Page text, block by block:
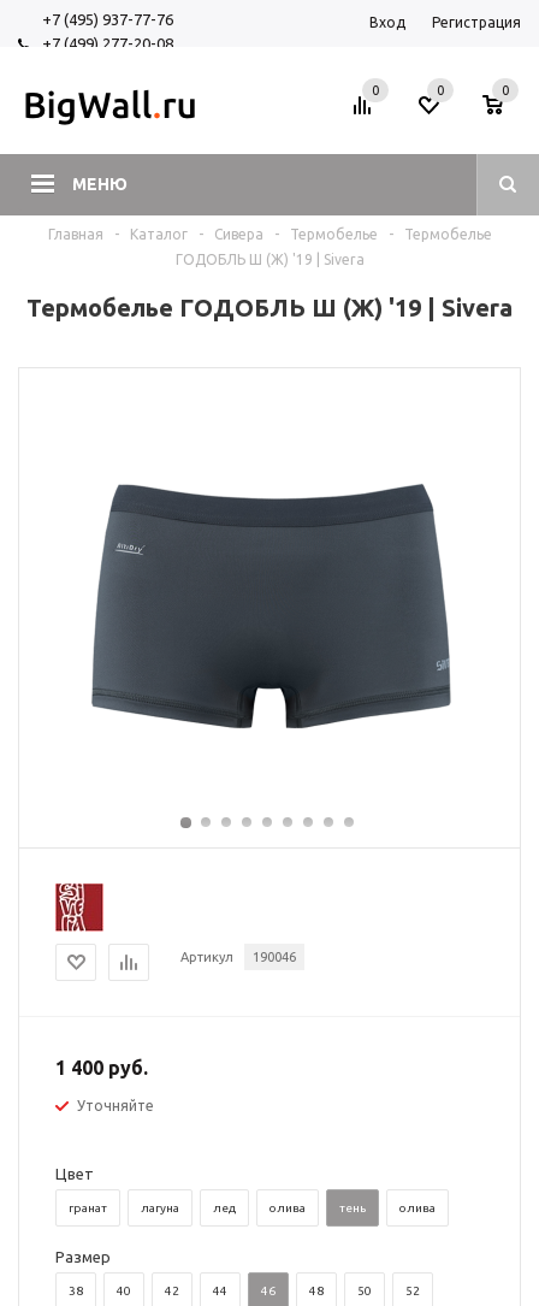
+7 (495) 937-77-76
+7 (499) 277-20-08
Вход Регистрация
МЕНЮ
0 0
0
Главная - Каталог - Сивера - Термобелье -
Термобелье
ГОДОБЛЬ Ш (Ж) '19 | Sivera
Термобелье ГОДОБЛЬ Ш (Ж) '19 | Sivera
Артикул 190046
1 400 руб.
Уточняйте
Цвет
гранат лагуна лед олива тень олива
Размер
38 40 42 44 46 48 50 52